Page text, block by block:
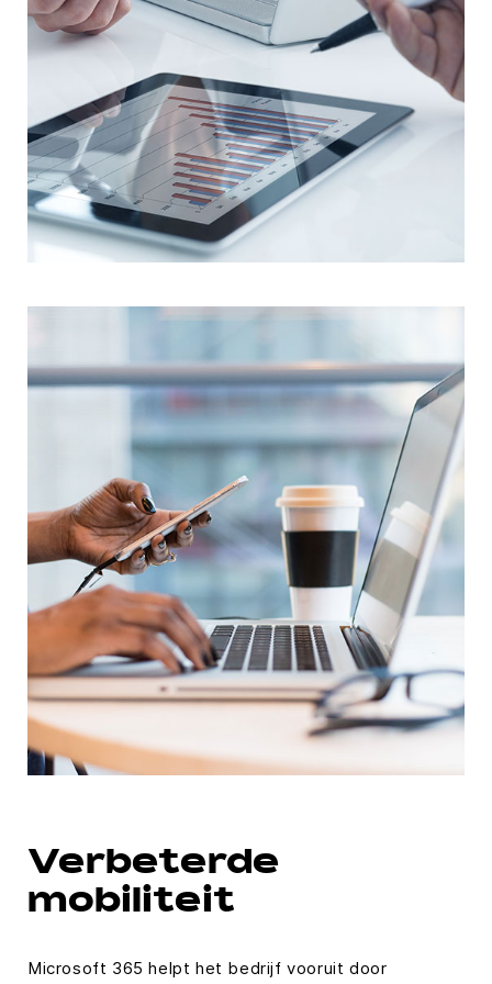
Verbeterde
mobiliteit
Microsoft 365 helpt het bedrijf vooruit door